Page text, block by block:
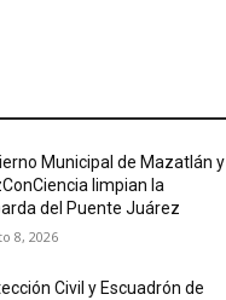
Municipal de Mazatlán y
limpian la
del Puente Juárez
8, 2026
Civil y Escuadrón de